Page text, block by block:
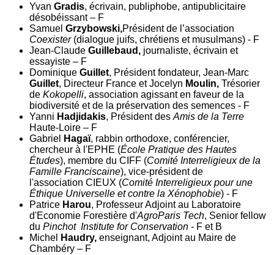
Yvan Gradis, écrivain, publiphobe, antipublicitaire
désobéissant – F
Samuel Grzybowski,Président de l’association
Coexister (dialogue juifs, chrétiens et musulmans) - F
Jean-Claude Guillebaud, journaliste, écrivain et
essayiste – F
Dominique Guillet, Président fondateur, Jean-Marc
Guillet, Directeur France et Jocelyn Moulin, Trésorier
de Kokopelli, association agissant en faveur de la
biodiversité et de la préservation des semences - F
Yanni Hadjidakis, Président des Amis de la Terre
Haute-Loire – F
Gabriel
Hagaï, rabbin orthodoxe, conférencier,
chercheur à l'EPHE (École Pratique des Hautes
Études), membre du CIFF (Comité Interreligieux de la
Famille Franciscaine), vice-président de
l'association CIEUX (Comité Interreligieux pour une
Éthique Universelle et contre la Xénophobie) - F
Patrice Harou, Professeur Adjoint au Laboratoire
d'Economie Forestière d'AgroParis Tech, Senior fellow
du Pinchot Institute for Conservation - F et B
Michel
Haudry, enseignant, Adjoint au Maire de
Chambéry – F